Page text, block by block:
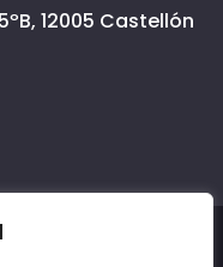
12005 Castellón